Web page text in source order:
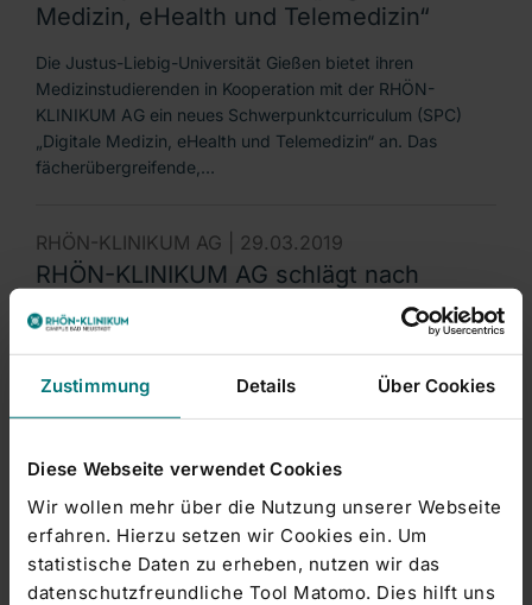
Zustimmung Details Über Cookies
Diese Webseite verwendet Cookies
Wir wollen mehr über die Nutzung unserer Webseite
erfahren. Hierzu setzen wir Cookies ein. Um
statistische Daten zu erheben, nutzen wir das
datenschutzfreundliche Tool Matomo. Dies hilft uns
Medizin, eHealth und Telemedizin“
Die Justus-Liebig-Universität Gießen bietet ihren
Medizinstudierenden in Kooperation mit der RHÖN-
KLINIKUM AG ein neues Schwerpunktcurriculum (SPC)
„Digitale Medizin, eHealth und Telemedizin“ an. Das
fächerübergreifende,…
RHÖN-KLINIKUM AG | 29.03.2019
RHÖN-KLINIKUM AG schlägt nach
signifikantem Gewinnanstieg Erhöhung
der Dividende für Geschäftsjahr 2018
vor
seinen Gewinn signifikant gesteigert. Zugleich hat das
und…
RHÖN-KLINIKUM AG |25.01.2019